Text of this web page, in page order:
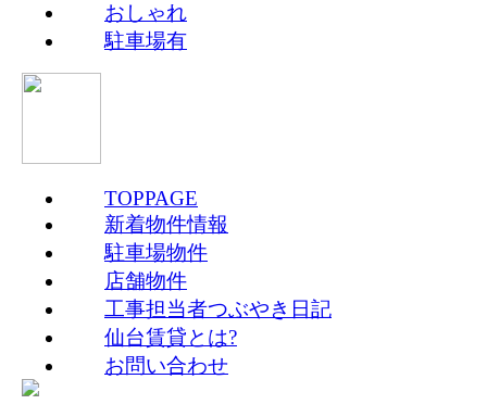
おしゃれ
駐車場有
TOPPAGE
新着物件情報
駐車場物件
店舗物件
工事担当者つぶやき日記
仙台賃貸とは?
お問い合わせ